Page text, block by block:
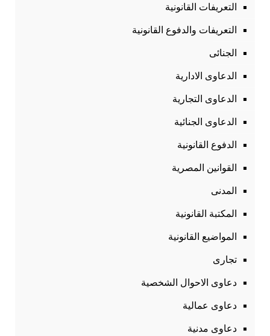
التعريفات القانونية
التعريفات والدفوع القانونية
الجنائى
الدعاوى الادارية
الدعاوى التجارية
الدعاوى الجنائية
الدفوع القانونية
القوانين المصرية
المدنى
المكتبة القانونية
المواضيع القانونية
تجارى
دعاوى الاحوال الشخصية
دعاوى عمالية
دعاوى مدنية